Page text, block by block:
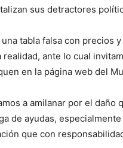
sus detractores
tabla falsa con precios
ante lo cual
en la página web del
a amilanar por el
de ayudas,
que con